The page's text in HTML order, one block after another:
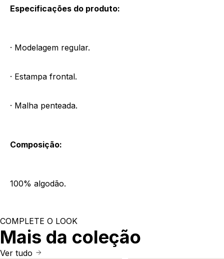
Especificações do produto:
· Modelagem regular.
· Estampa frontal.
· Malha penteada.
Composição:
100% algodão.
COMPLETE O LOOK
Mais da coleção
Ver tudo